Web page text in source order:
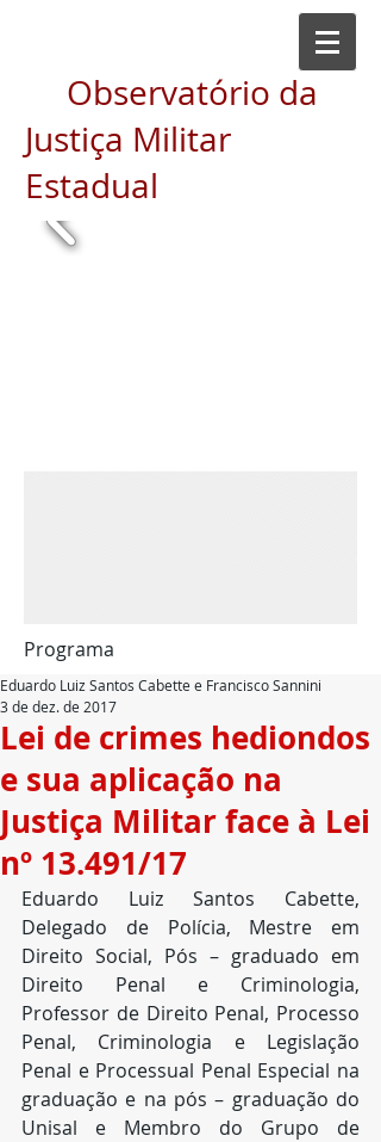
Observatório da
Justiça Militar
Estadual
Programa
Lei de crimes hediondos
e sua aplicação na
Justiça Militar face à Lei
nº 13.491/17
Eduardo Luiz Santos Cabette e Francisco Sannini
3 de dez. de 2017
Eduardo Luiz Santos Cabette,
Delegado de Polícia, Mestre em
Direito Social, Pós – graduado em
Direito Penal e Criminologia,
Professor de Direito Penal, Processo
Penal, Criminologia e Legislação
Penal e Processual Penal Especial na
graduação e na pós – graduação do
Unisal e Membro do Grupo de